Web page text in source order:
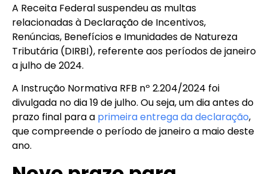
A Receita Federal suspendeu as multas
relacionadas à Declaração de Incentivos,
Renúncias, Benefícios e Imunidades de Natureza
Tributária (DIRBI), referente aos períodos de janeiro
a julho de 2024.
A Instrução Normativa RFB nº 2.204/2024 foi
divulgada no dia 19 de julho. Ou seja, um dia antes do
prazo final para a primeira entrega da declaração,
que compreende o período de janeiro a maio deste
ano.